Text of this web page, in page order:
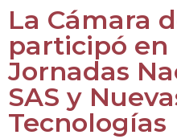
La Cámara
participó en
Jornadas
SAS y
Tecnologías